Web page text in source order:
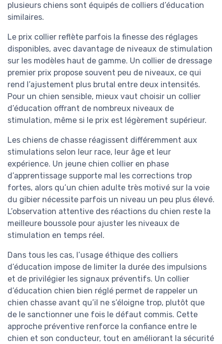
plusieurs chiens sont équipés de colliers d’éducation
similaires.
Le prix collier reflète parfois la finesse des réglages
disponibles, avec davantage de niveaux de stimulation
sur les modèles haut de gamme. Un collier de dressage
premier prix propose souvent peu de niveaux, ce qui
rend l’ajustement plus brutal entre deux intensités.
Pour un chien sensible, mieux vaut choisir un collier
d’éducation offrant de nombreux niveaux de
stimulation, même si le prix est légèrement supérieur.
Les chiens de chasse réagissent différemment aux
stimulations selon leur race, leur âge et leur
expérience. Un jeune chien collier en phase
d’apprentissage supporte mal les corrections trop
fortes, alors qu’un chien adulte très motivé sur la voie
du gibier nécessite parfois un niveau un peu plus élevé.
L’observation attentive des réactions du chien reste la
meilleure boussole pour ajuster les niveaux de
stimulation en temps réel.
Dans tous les cas, l’usage éthique des colliers
d’éducation impose de limiter la durée des impulsions
et de privilégier les signaux préventifs. Un collier
d’éducation chien bien réglé permet de rappeler un
chien chasse avant qu’il ne s’éloigne trop, plutôt que
de le sanctionner une fois le défaut commis. Cette
approche préventive renforce la confiance entre le
chien et son conducteur, tout en améliorant la sécurité